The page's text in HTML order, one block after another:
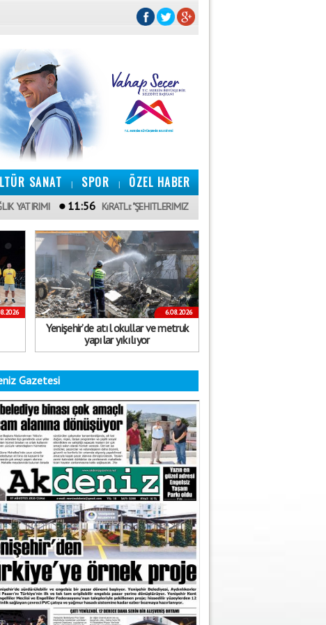
SANAT | SPOR | ÖZEL HABER
11:56 KıRATLı: "ŞEHITLERIMIZIN EMANETINE SAHIP ÇıKACAK,
6.08.2026
Yenişehir’de atıl okullar ve metruk
yapılar yıkılıyor
Gazetesi